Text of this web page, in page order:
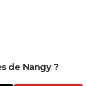
de Nangy ?